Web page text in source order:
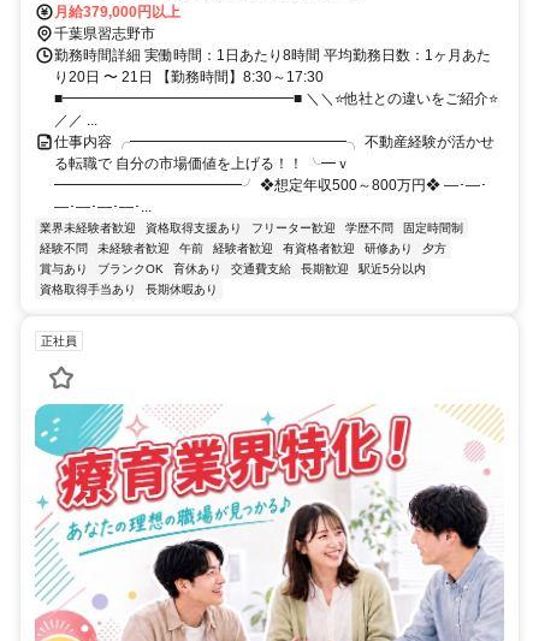
月給379,000円以上
千葉県習志野市
勤務時間詳細 実働時間：1日あたり8時間 平均勤務日数：1ヶ月あた
り20日 〜 21日 【勤務時間】8:30～17:30
■━━━━━━━━━━━━━━━━■ ＼＼⭐他社との違いをご紹介⭐
／／ ...
仕事内容 ╭━━━━━━━━━━━━━━━╮ 不動産経験が活かせ
る転職で 自分の市場価値を上げる！！ ╰━ｖ
━━━━━━━━━━━━━╯ ❖想定年収500～800万円❖ ―･―･
―･―･―･―･...
業界未経験者歓迎 資格取得支援あり フリーター歓迎 学歴不問
固定時間制
経験不問
未経験者歓迎 午前 経験者歓迎 有資格者歓迎 研修あり
夕方
賞与あり
ブランクOK 育休あり 交通費支給 長期歓迎
駅近5分以内
資格取得手当あり
長期休暇あり
正社員